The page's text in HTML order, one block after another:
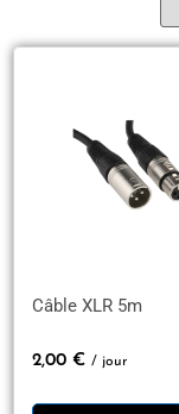
Câble XLR 5m
2,00 € / jour